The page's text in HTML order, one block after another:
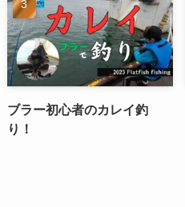
ブラー初心者のカレイ釣
り！